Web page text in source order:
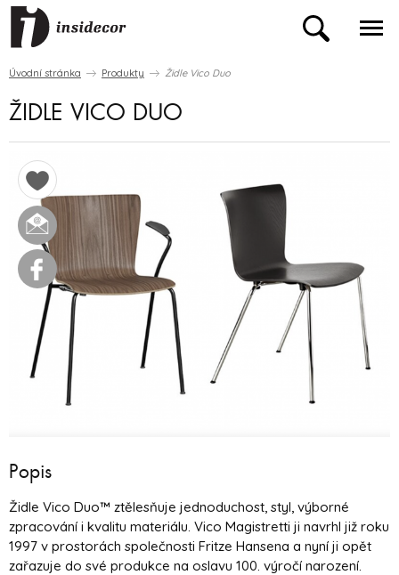
Úvodní stránka Produkty Židle Vico Duo
ŽIDLE VICO DUO
Popis
Židle Vico Duo™ ztělesňuje jednoduchost, styl, výborné
zpracování i kvalitu materiálu. Vico Magistretti ji navrhl již roku
1997 v prostorách společnosti Fritze Hansena a nyní ji opět
zařazuje do své produkce na oslavu 100. výročí narození.